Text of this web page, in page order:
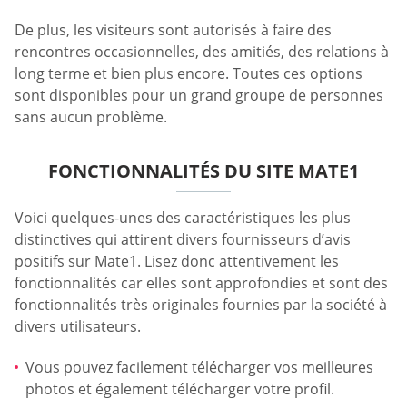
De plus, les visiteurs sont autorisés à faire des
rencontres occasionnelles, des amitiés, des relations à
long terme et bien plus encore. Toutes ces options
sont disponibles pour un grand groupe de personnes
sans aucun problème.
FONCTIONNALITÉS DU SITE MATE1
Voici quelques-unes des caractéristiques les plus
distinctives qui attirent divers fournisseurs d’avis
positifs sur Mate1. Lisez donc attentivement les
fonctionnalités car elles sont approfondies et sont des
fonctionnalités très originales fournies par la société à
divers utilisateurs.
Vous pouvez facilement télécharger vos meilleures
photos et également télécharger votre profil.